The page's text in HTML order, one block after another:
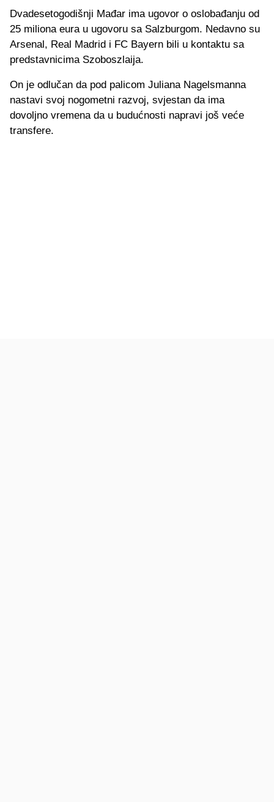
Dvadesetogodišnji Mađar ima ugovor o oslobađanju od
25 miliona eura u ugovoru sa Salzburgom. Nedavno su
Arsenal, Real Madrid i FC Bayern bili u kontaktu sa
predstavnicima Szoboszlaija.
On je odlučan da pod palicom Juliana Nagelsmanna
nastavi svoj nogometni razvoj, svjestan da ima
dovoljno vremena da u budućnosti napravi još veće
transfere.